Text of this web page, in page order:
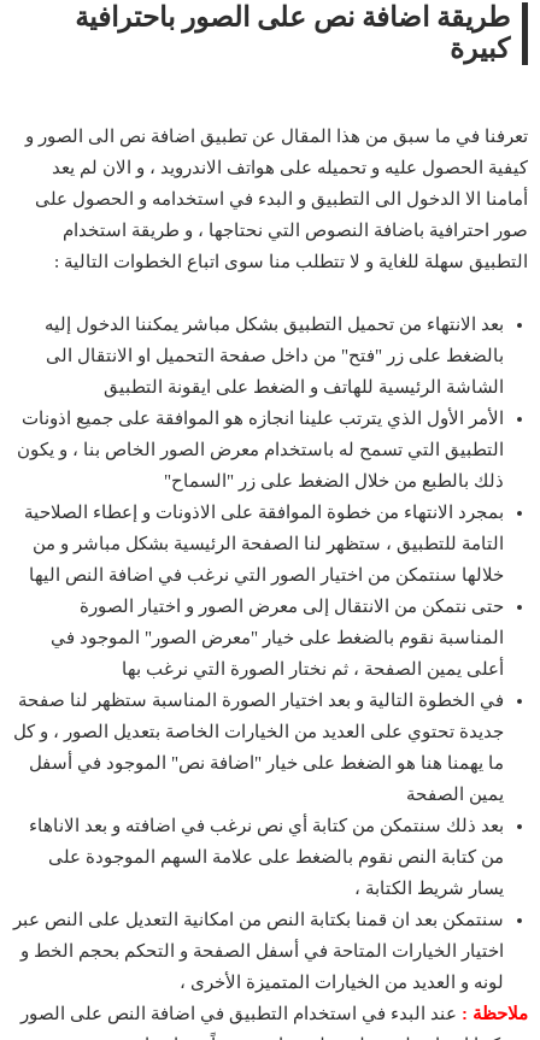
طريقة اضافة نص على الصور باحترافية
كبيرة
تعرفنا في ما سبق من هذا المقال عن تطبيق اضافة نص الى الصور و
كيفية الحصول عليه و تحميله على هواتف الاندرويد ، و الان لم يعد
أمامنا الا الدخول الى التطبيق و البدء في استخدامه و الحصول على
صور احترافية باضافة النصوص التي نحتاجها ، و طريقة استخدام
التطبيق سهلة للغاية و لا تتطلب منا سوى اتباع الخطوات التالية :
بعد الانتهاء من تحميل التطبيق بشكل مباشر يمكننا الدخول إليه
بالضغط على زر "فتح" من داخل صفحة التحميل او الانتقال الى
الشاشة الرئيسية للهاتف و الضغط على ايقونة التطبيق
الأمر الأول الذي يترتب علينا انجازه هو الموافقة على جميع اذونات
التطبيق التي تسمح له باستخدام معرض الصور الخاص بنا ، و يكون
ذلك بالطبع من خلال الضغط على زر "السماح"
بمجرد الانتهاء من خطوة الموافقة على الاذونات و إعطاء الصلاحية
التامة للتطبيق ، ستظهر لنا الصفحة الرئيسية بشكل مباشر و من
خلالها سنتمكن من اختيار الصور التي نرغب في اضافة النص اليها
حتى نتمكن من الانتقال إلى معرض الصور و اختيار الصورة
المناسبة نقوم بالضغط على خيار "معرض الصور" الموجود في
أعلى يمين الصفحة ، ثم نختار الصورة التي نرغب بها
في الخطوة التالية و بعد اختيار الصورة المناسبة ستظهر لنا صفحة
جديدة تحتوي على العديد من الخيارات الخاصة بتعديل الصور ، و كل
ما يهمنا هنا هو الضغط على خيار "اضافة نص" الموجود في أسفل
يمين الصفحة
بعد ذلك سنتمكن من كتابة أي نص نرغب في اضافته و بعد الاناهاء
من كتابة النص نقوم بالضغط على علامة السهم الموجودة على
يسار شريط الكتابة ،
سنتمكن بعد ان قمنا بكتابة النص من امكانية التعديل على النص عبر
اختيار الخيارات المتاحة في أسفل الصفحة و التحكم بحجم الخط و
لونه و العديد من الخيارات المتميزة الأخرى ،
ملاحظة : عند البدء في استخدام التطبيق في اضافة النص على الصور